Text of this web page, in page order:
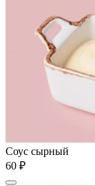
Соус сырный
60 ₽